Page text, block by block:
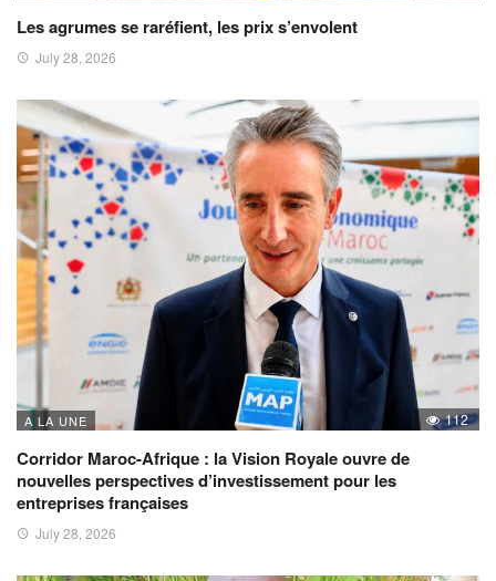
Les agrumes se raréfient, les prix s’envolent
July 28, 2026
A LA UNE 112
Corridor Maroc-Afrique : la Vision Royale ouvre de
nouvelles perspectives d’investissement pour les
entreprises françaises
July 28, 2026